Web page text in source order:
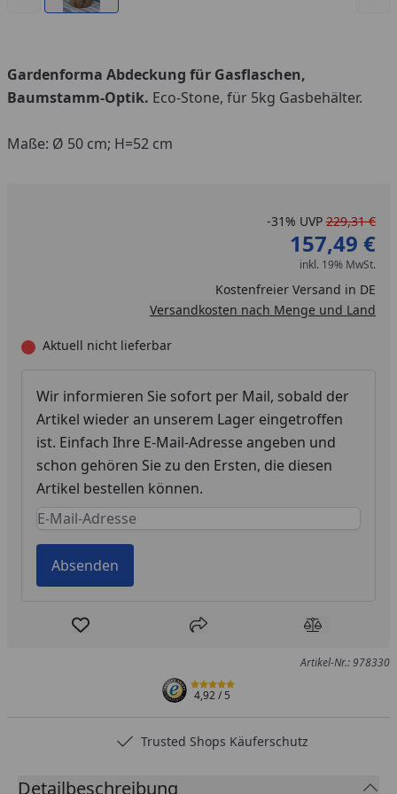
Gardenforma Abdeckung für Gasflaschen,
Baumstamm-Optik. Eco-Stone, für 5kg Gasbehälter.
Maße: Ø 50 cm; H=52 cm
-31% UVP 229,31 €
157,49 €
inkl. 19% MwSt.
Kostenfreier Versand in DE
Versandkosten nach Menge und Land
Aktuell nicht lieferbar
Wir informieren Sie sofort per Mail, sobald der
Artikel wieder an unserem Lager eingetroffen
ist. Einfach Ihre E-Mail-Adresse angeben und
schon gehören Sie zu den Ersten, die diesen
Artikel bestellen können.
Keine Eingabe erforderlich
Eingabe erforderlich
Absenden
Produkt zur Wunschliste hinzufügen
Teilen Produkt
Artikel-Nr.: 978330
4,92/ 5
Trusted Shops Käuferschutz
Detailbeschreibung